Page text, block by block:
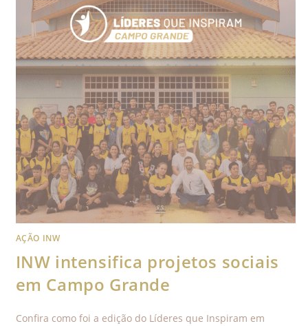
AÇÃO INW
INW intensifica projetos sociais
em Campo Grande
Confira como foi a edição do Líderes que Inspiram em